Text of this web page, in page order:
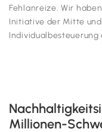
Fehlanreize. Wir
Initiative der Mitte
Individualbesteuerung
Millionen-